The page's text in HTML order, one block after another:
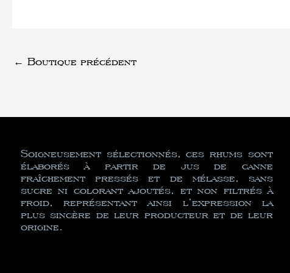
← Boutique précédent
Soigneusement sélectionnés, ces rhums sont
élaborés à partir de jus de canne
fraîchement pressés et de mélasse, sans
sucre ni colorant ajoutés, et non filtrés à
froid, représentant ainsi l’expression la
plus sincère de leur producteur et de leur
origine.